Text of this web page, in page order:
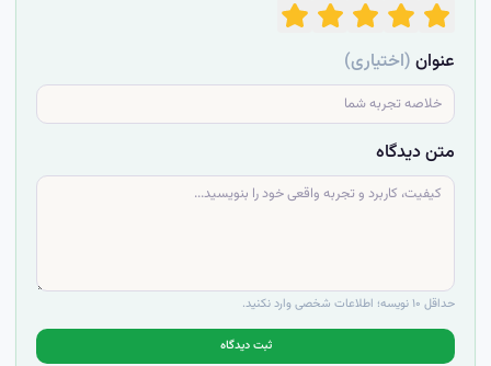
عنوان(اختیاری)
متن دیدگاه
حداقل ۱۰ نویسه؛ اطلاعات شخصی وارد نکنید.
ثبت دیدگاه